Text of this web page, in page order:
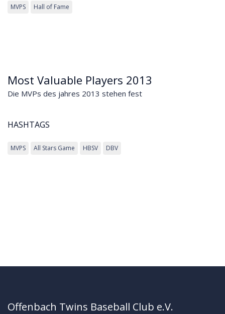
MVPS Hall of Fame
Most Valuable Players 2013
Die MVPs des jahres 2013 stehen fest
HASHTAGS
MVPS All Stars Game HBSV DBV
Offenbach Twins Baseball Club e.V.